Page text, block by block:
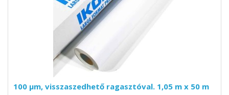
100 µm, visszaszedhető ragasztóval. 1,05 m x 50 m